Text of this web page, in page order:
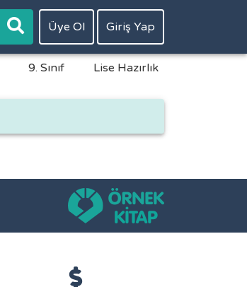
Üye Ol Giriş Yap
9. Sınıf Lise Hazırlık